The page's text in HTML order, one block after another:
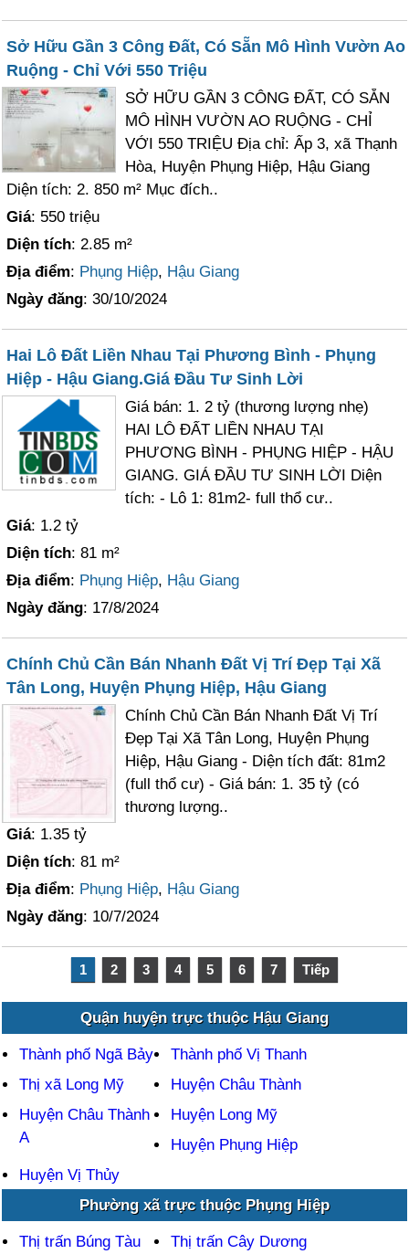
Sở Hữu Gần 3 Công Đất, Có Sẵn Mô Hình Vườn Ao
Ruộng - Chỉ Với 550 Triệu
SỞ HỮU GẦN 3 CÔNG ĐẤT, CÓ SẴN
MÔ HÌNH VƯỜN AO RUỘNG - CHỈ
VỚI 550 TRIỆU Địa chỉ: Ấp 3, xã Thạnh
Hòa, Huyện Phụng Hiệp, Hậu Giang
Diện tích: 2. 850 m² Mục đích..
Giá: 550 triệu
Diện tích: 2.85 m²
Địa điểm: Phụng Hiệp, Hậu Giang
Ngày đăng: 30/10/2024
Hai Lô Đất Liền Nhau Tại Phương Bình - Phụng
Hiệp - Hậu Giang.Giá Đầu Tư Sinh Lời
Giá bán: 1. 2 tỷ (thương lượng nhẹ)
HAI LÔ ĐẤT LIỀN NHAU TẠI
PHƯƠNG BÌNH - PHỤNG HIỆP - HẬU
GIANG. GIÁ ĐẦU TƯ SINH LỜI Diện
tích: - Lô 1: 81m2- full thổ cư..
Giá: 1.2 tỷ
Diện tích: 81 m²
Địa điểm: Phụng Hiệp, Hậu Giang
Ngày đăng: 17/8/2024
Chính Chủ Cần Bán Nhanh Đất Vị Trí Đẹp Tại Xã
Tân Long, Huyện Phụng Hiệp, Hậu Giang
Chính Chủ Cần Bán Nhanh Đất Vị Trí
Đẹp Tại Xã Tân Long, Huyện Phụng
Hiệp, Hậu Giang - Diện tích đất: 81m2
(full thổ cư) - Giá bán: 1. 35 tỷ (có
thương lượng..
Giá: 1.35 tỷ
Diện tích: 81 m²
Địa điểm: Phụng Hiệp, Hậu Giang
Ngày đăng: 10/7/2024
1 2 3 4 5 6 7 Tiếp
Quận huyện trực thuộc Hậu Giang
Thành phố Ngã Bảy
Thành phố Vị Thanh
Thị xã Long Mỹ
Huyện Châu Thành
Huyện Châu Thành
A
Huyện Long Mỹ
Huyện Phụng Hiệp
Huyện Vị Thủy
Phường xã trực thuộc Phụng Hiệp
Thị trấn Búng Tàu Thị trấn Cây Dương